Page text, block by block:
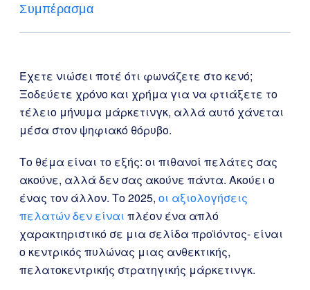
Συμπέρασμα
Έχετε νιώσει ποτέ ότι φωνάζετε στο κενό;
Ξοδεύετε χρόνο και χρήμα για να φτιάξετε το
τέλειο μήνυμα μάρκετινγκ, αλλά αυτό χάνεται
μέσα στον ψηφιακό θόρυβο.
Το θέμα είναι το εξής: οι πιθανοί πελάτες σας
ακούνε, αλλά δεν σας ακούνε πάντα. Ακούει ο
ένας τον άλλον. Το 2025, οι αξιολογήσεις
πελατών δεν είναι πλέον ένα απλό
χαρακτηριστικό σε μια σελίδα προϊόντος- είναι
ο κεντρικός πυλώνας μιας ανθεκτικής,
πελατοκεντρικής στρατηγικής μάρκετινγκ.